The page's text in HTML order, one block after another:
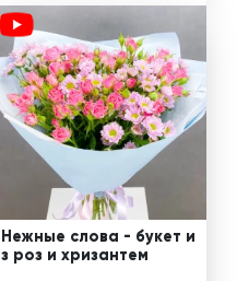
Нежные слова - букет и
з роз и хризантем